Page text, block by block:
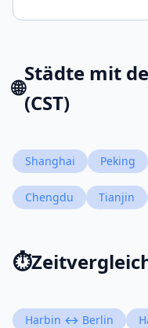
🌐
Städte mit
(CST)
Shanghai Peking
Chengdu Tianjin
⏱️
Harbin ↔ Berlin